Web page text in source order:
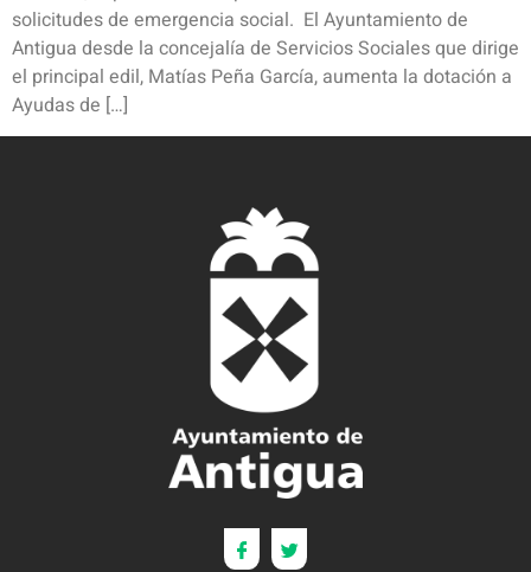
solicitudes de emergencia social. El Ayuntamiento de
Antigua desde la concejalía de Servicios Sociales que dirige
el principal edil, Matías Peña García, aumenta la dotación a
Ayudas de […]